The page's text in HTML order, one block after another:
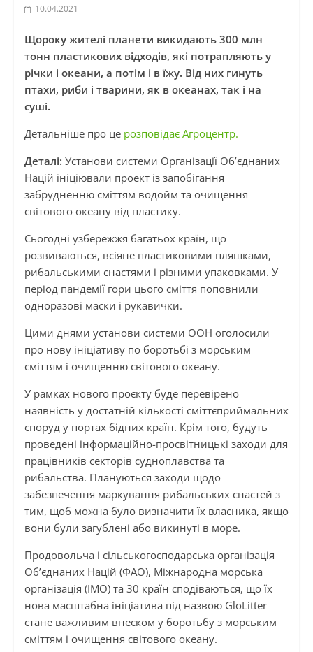
10.04.2021
Щороку жителі планети викидають 300 млн
тонн пластикових відходів, які потрапляють у
річки і океани, а потім і в їжу. Від них гинуть
птахи, риби і тварини, як в океанах, так і на
суші.
Детальніше про це розповідає Агроцентр.
Деталі: Установи системи Організації Об’єднаних
Націй ініціювали проект із запобігання
забрудненню сміттям водойм та очищення
світового океану від пластику.
Сьогодні узбережжя багатьох країн, що
розвиваються, всіяне пластиковими пляшками,
рибальськими снастями і різними упаковками. У
період пандемії гори цього сміття поповнили
одноразові маски і рукавички.
Цими днями установи системи ООН оголосили
про нову ініціативу по боротьбі з морським
сміттям і очищенню світового океану.
У рамках нового проєкту буде перевірено
наявність у достатній кількості сміттєприймальних
споруд у портах бідних країн. Крім того, будуть
проведені інформаційно-просвітницькі заходи для
працівників секторів судноплавства та
рибальства. Плануються заходи щодо
забезпечення маркування рибальських снастей з
тим, щоб можна було визначити їх власника, якщо
вони були загублені або викинуті в море.
Продовольча і сільськогосподарська організація
Об’єднаних Націй (ФАО), Міжнародна морська
організація (ІМО) та 30 країн сподіваються, що їх
нова масштабна ініціатива під назвою GloLitter
стане важливим внеском у боротьбу з морським
сміттям і очищення світового океану.